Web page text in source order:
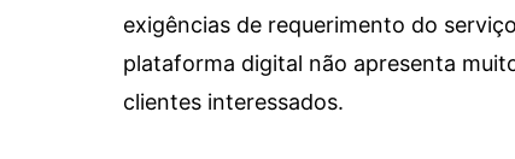
exigências de requerimento do
plataforma digital não apresenta
clientes interessados.